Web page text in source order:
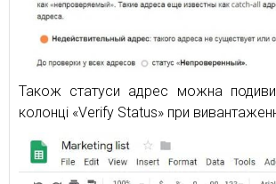
Також статуси адрес можна
колонці «Verify Status» при